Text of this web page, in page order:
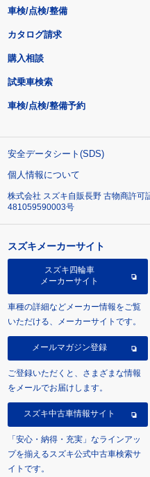
車検/点検/整備
カタログ請求
購入相談
試乗車検索
車検/点検/整備予約
安全データシート(SDS)
個人情報について
株式会社 スズキ自販長野 古物商許可
481059590003号
スズキメーカーサイト
スズキ四輪車
メーカーサイト
車種の詳細などメーカー情報をご覧
いただける、メーカーサイトです。
メールマガジン登録
ご登録いただくと、さまざまな情報
をメールでお届けします。
スズキ中古車情報サイト
「安心・納得・充実」なラインアッ
プを揃えるスズキ公式中古車検索サ
イトです。